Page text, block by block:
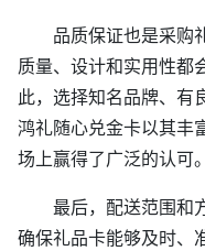
品质保证也是采购
质量、设计和实用性都
此，选择知名品牌、有
鸿礼随心兑金卡以其丰
场上赢得了广泛的认可。
最后，配送范围和
确保礼品卡能够及时、